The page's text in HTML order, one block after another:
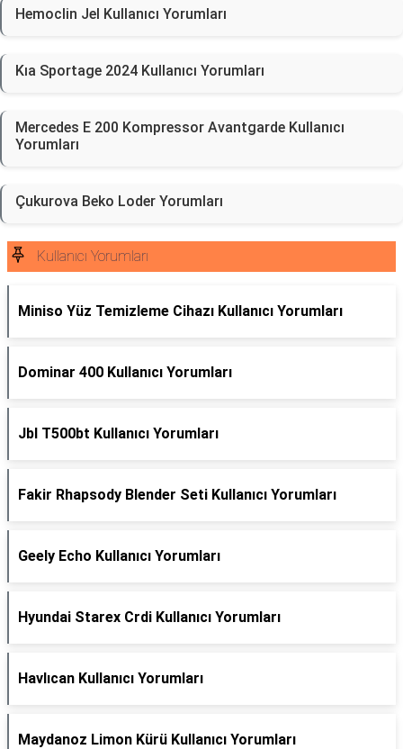
Hemoclin Jel Kullanıcı Yorumları
Kıa Sportage 2024 Kullanıcı Yorumları
Mercedes E 200 Kompressor Avantgarde Kullanıcı
Yorumları
Çukurova Beko Loder Yorumları
Kullanıcı Yorumları
Miniso Yüz Temizleme Cihazı Kullanıcı Yorumları
Dominar 400 Kullanıcı Yorumları
Jbl T500bt Kullanıcı Yorumları
Fakir Rhapsody Blender Seti Kullanıcı Yorumları
Geely Echo Kullanıcı Yorumları
Hyundai Starex Crdi Kullanıcı Yorumları
Havlıcan Kullanıcı Yorumları
Maydanoz Limon Kürü Kullanıcı Yorumları